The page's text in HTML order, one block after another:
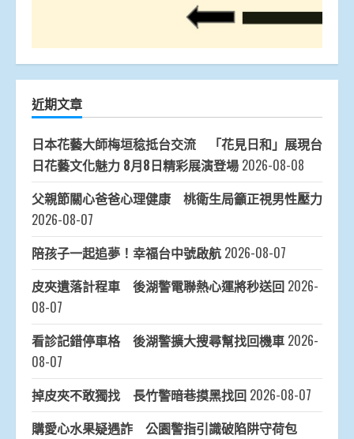
近期文章
日本花藝大師梅垣稔抵台交流 「花見日和」展現台
日花藝文化魅力 8月8日精彩展演登場 2026-08-08
父親節關心爸爸心理健康 桃衛生局籲正視男性壓力
2026-08-07
陪孩子一起追夢！幸福台中號啟航 2026-08-07
皮夾遺落計程車 後湖警電聯熱心運將秒送回 2026-
08-07
看診記錯停車格 後湖警擴大搜尋幫找回機車 2026-
08-07
掉皮夾不敢獨找 長竹警暗巷摸黑找回 2026-08-07
購愛心水果疑遇詐 公園警指引識破陷阱守荷包